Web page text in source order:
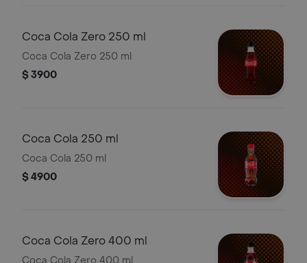
Coca Cola Zero 250 ml
Coca Cola Zero 250 ml
$ 3900
Coca Cola 250 ml
Coca Cola 250 ml
$ 4900
Coca Cola Zero 400 ml